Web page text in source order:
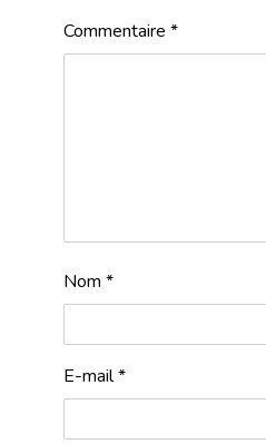
Commentaire *
Nom *
E-mail*